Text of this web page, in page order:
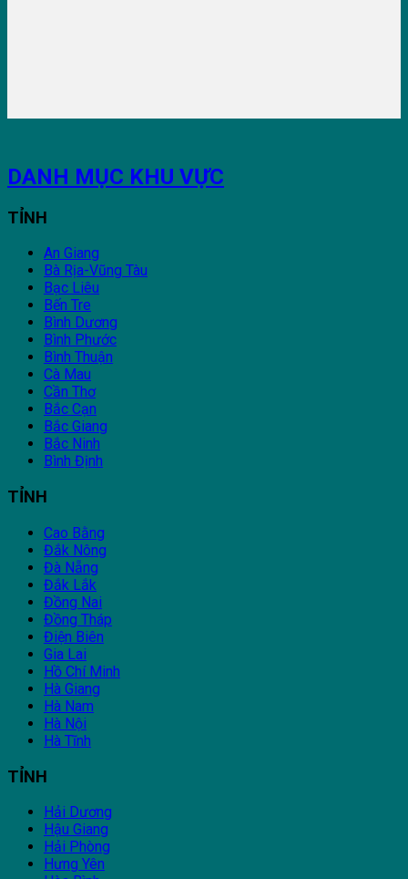
DANH MỤC KHU VỰC
TỈNH
An Giang
Bà Rịa-Vũng Tàu
Bạc Liêu
Bến Tre
Bình Dương
Bình Phước
Bình Thuận
Cà Mau
Cần Thơ
Bắc Cạn
Bắc Giang
Bắc Ninh
Bình Định
TỈNH
Cao Bằng
Đắk Nông
Đà Nẵng
Đắk Lắk
Đồng Nai
Đồng Tháp
Điện Biên
Gia Lai
Hồ Chí Minh
Hà Giang
Hà Nam
Hà Nội
Hà Tĩnh
TỈNH
Hải Dương
Hậu Giang
Hải Phòng
Hưng Yên